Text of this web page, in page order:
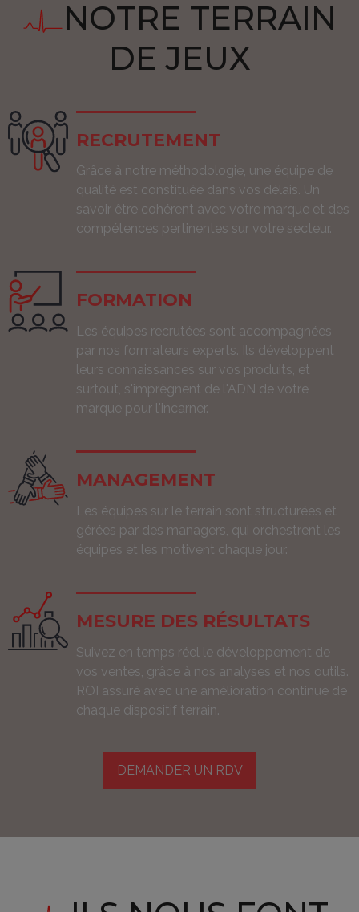
NOTRE TERRAIN
DE JEUX
RECRUTEMENT
Grâce à notre méthodologie, une équipe de
qualité est constituée dans vos délais. Un
savoir être cohérent avec votre marque et des
compétences pertinentes sur votre secteur.
FORMATION
Les équipes recrutées sont accompagnées
par nos formateurs experts. Ils développent
leurs connaissances sur vos produits, et
surtout, s'imprègnent de l'ADN de votre
marque pour l'incarner.
MANAGEMENT
Les équipes sur le terrain sont structurées et
gérées par des managers, qui orchestrent les
équipes et les motivent chaque jour.
MESURE DES RÉSULTATS
Suivez en temps réel le développement de
vos ventes, grâce à nos analyses et nos outils.
ROI assuré avec une amélioration continue de
chaque dispositif terrain.
DEMANDER UN RDV